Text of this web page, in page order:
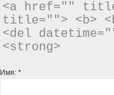
<a href=""
title=""> <b>
<del
<strong>
Имя: *